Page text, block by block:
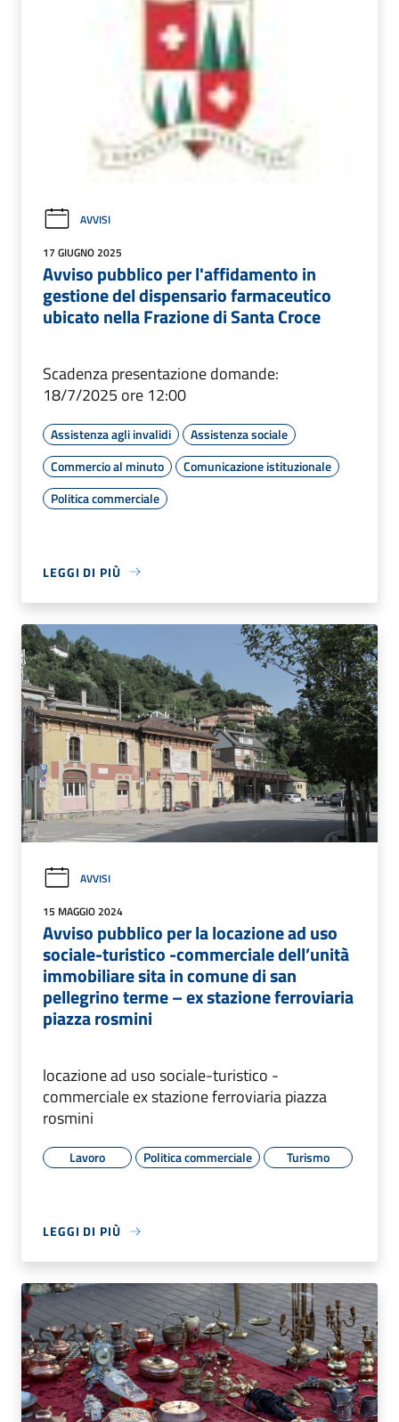
AVVISI
17 GIUGNO 2025
Avviso pubblico per l'affidamento in
gestione del dispensario farmaceutico
ubicato nella Frazione di Santa Croce
Scadenza presentazione domande:
18/7/2025 ore 12:00
Assistenza agli invalidi
Assistenza sociale
Commercio al minuto
Comunicazione istituzionale
Politica commerciale
LEGGI DI PIÙ
AVVISI
15 MAGGIO 2024
Avviso pubblico per la locazione ad uso
sociale-turistico -commerciale dell’unità
immobiliare sita in comune di san
pellegrino terme – ex stazione ferroviaria
piazza rosmini
locazione ad uso sociale-turistico -
commerciale ex stazione ferroviaria piazza
rosmini
Lavoro Politica commerciale Turismo
LEGGI DI PIÙ